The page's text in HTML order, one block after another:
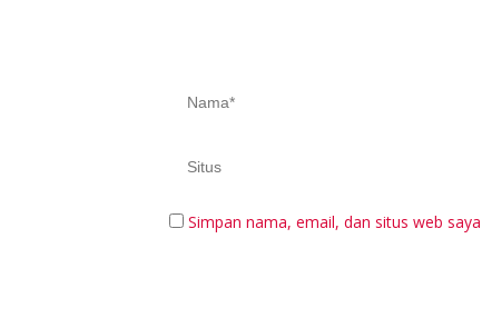
Simpan nama, email, dan situs web